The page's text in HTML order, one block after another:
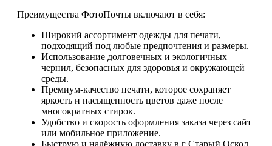
Преимущества ФотоПочты включают в себя:
Широкий ассортимент одежды для печати,
подходящий под любые предпочтения и размеры.
Использование долговечных и экологичных
чернил, безопасных для здоровья и окружающей
среды.
Премиум-качество печати, которое сохраняет
яркость и насыщенность цветов даже после
многократных стирок.
Удобство и скорость оформления заказа через сайт
или мобильное приложение.